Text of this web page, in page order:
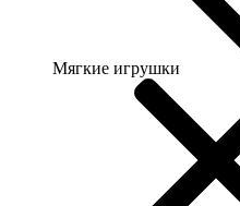
Мягкие игрушки